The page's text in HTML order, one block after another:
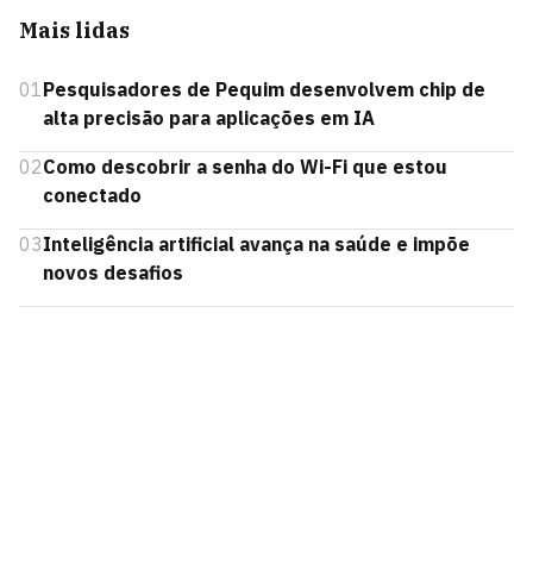
Mais lidas
01Pesquisadores de Pequim desenvolvem chip de
alta precisão para aplicações em IA
02Como descobrir a senha do Wi-Fi que estou
conectado
03Inteligência artificial avança na saúde e impõe
novos desafios